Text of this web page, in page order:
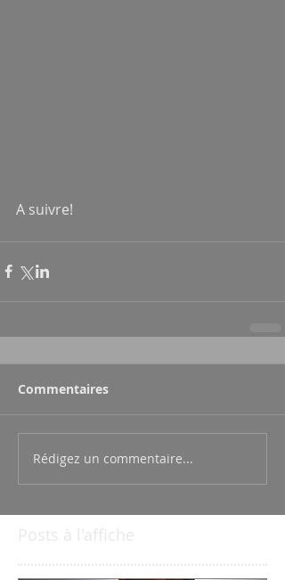
A suivre!
Commentaires
Rédigez un commentaire...